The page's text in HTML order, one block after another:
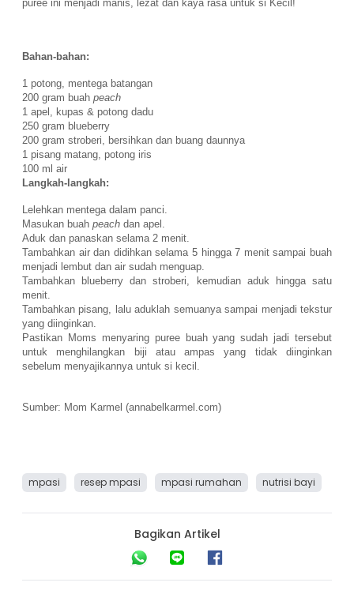
puree ini menjadi manis, lezat dan kaya rasa untuk si Kecil!
Bahan-bahan:
1 potong, mentega batangan
200 gram buah peach
1 apel, kupas & potong dadu
250 gram blueberry
200 gram stroberi, bersihkan dan buang daunnya
1 pisang matang, potong iris
100 ml air
Langkah-langkah:
Lelehkan mentega dalam panci.
Masukan buah peach dan apel.
Aduk dan panaskan selama 2 menit.
Tambahkan air dan didihkan selama 5 hingga 7 menit sampai buah
menjadi lembut dan air sudah menguap.
Tambahkan blueberry dan stroberi, kemudian aduk hingga satu
menit.
Tambahkan pisang, lalu aduklah semuanya sampai menjadi tekstur
yang diinginkan.
Pastikan Moms menyaring puree buah yang sudah jadi tersebut
untuk menghilangkan biji atau ampas yang tidak diinginkan
sebelum menyajikannya untuk si kecil.
Sumber: Mom Karmel (annabelkarmel.com)
mpasi resep mpasi mpasi rumahan nutrisi bayi
Bagikan Artikel